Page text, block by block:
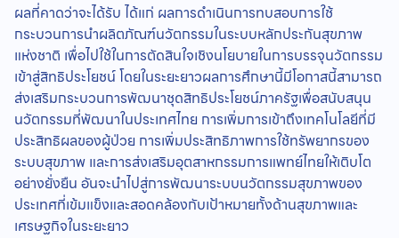
ผลที่คาดว่าจะได้รับ ได้แก่ ผลการดำเนินการทบสอบการใช้
กระบวนการนำผลิตภัณฑ์นวัตกรรมในระบบหลักประกันสุขภาพ
แห่งชาติ เพื่อไปใช้ในการตัดสินใจเชิงนโยบายในการบรรจุนวัตกรรม
เข้าสู่สิทธิประโยชน์ โดยในระยะยาวผลการศึกษานี้มีโอกาสนี้สามารถ
ส่งเสริมกระบวนการพัฒนาชุดสิทธิประโยชน์ภาครัฐเพื่อสนับสนุน
นวัตกรรมที่พัฒนาในประเทศไทย การเพิ่มการเข้าถึงเทคโนโลยีที่มี
ประสิทธิผลของผู้ป่วย การเพิ่มประสิทธิภาพการใช้ทรัพยากรของ
ระบบสุขภาพ และการส่งเสริมอุตสาหกรรมการแพทย์ไทยให้เติบโต
อย่างยั่งยืน อันจะนำไปสู่การพัฒนาระบบนวัตกรรมสุขภาพของ
ประเทศที่เข้มแข็งและสอดคล้องกับเป้าหมายทั้งด้านสุขภาพและ
เศรษฐกิจในระยะยาว